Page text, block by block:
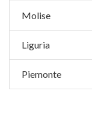
Molise
Liguria
Piemonte